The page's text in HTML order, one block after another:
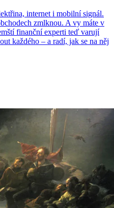
internet i mobilní signál.
zmlknou. A vy máte v
finanční experti teď varují
každého – a radí, jak se na něj